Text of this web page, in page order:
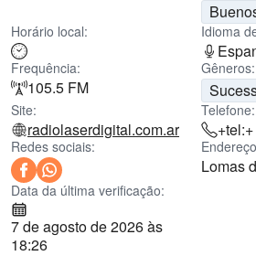
Horário local: Idioma
Frequência:
105.5 FM
Gêneros:
Site:
radiolaserdigital.com.ar
Telefone:
Redes sociais:
Lomas
Data da última verificação:
7 de agosto de 2026 às
18:26